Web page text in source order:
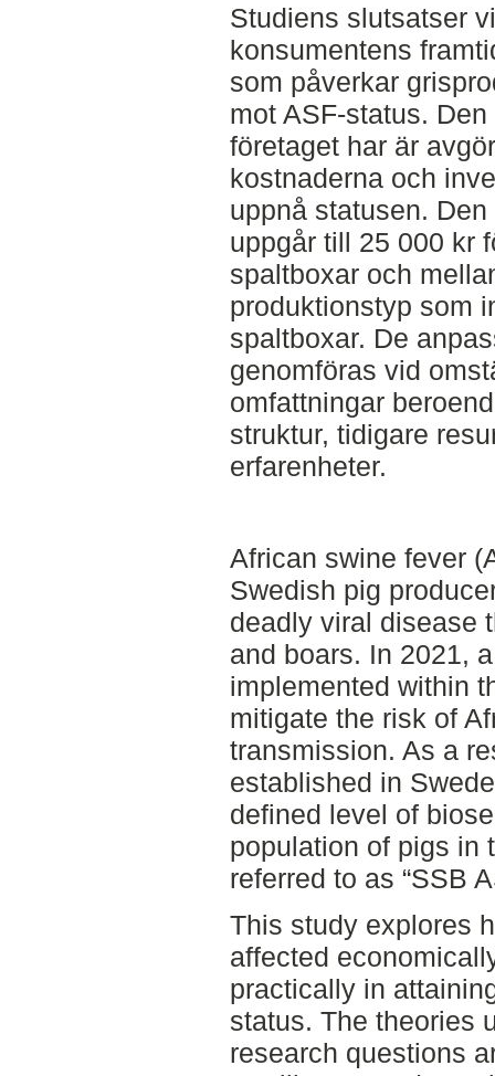
Studiens slutsatser
konsumentens
som påverkar
mot ASF-status.
företaget har är
kostnaderna och
uppnå statusen.
uppgår till 25 000 kr
spaltboxar och
produktionstyp som
spaltboxar. De
genomföras vid
omfattningar
struktur, tidigare
erfarenheter.
African swine fever
Swedish pig
deadly viral disease
and boars. In 2021,
implemented within
mitigate the risk of
transmission. As a
established in
defined level of
population of pigs in
referred to as “SSB
This study explores
affected
practically in
status. The theories
research questions